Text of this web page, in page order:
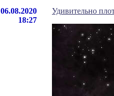
06.08.2020
18:27
Удивительно